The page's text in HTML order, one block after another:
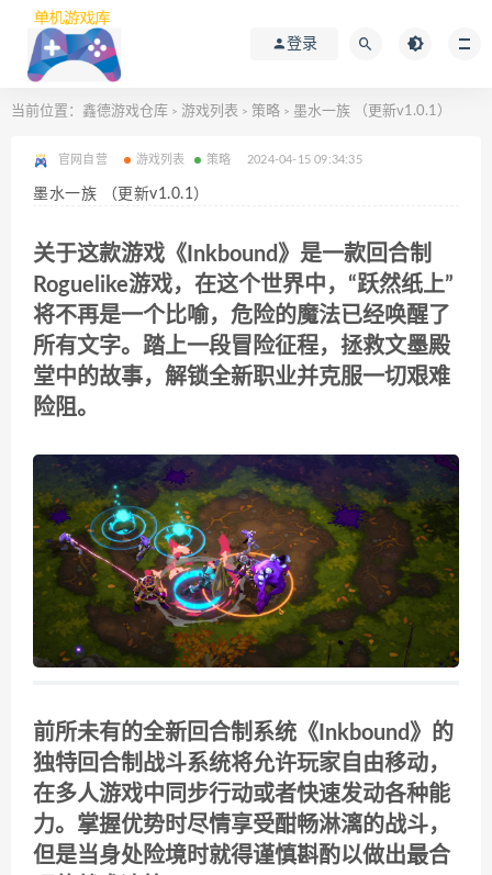
登录
当前位置： 鑫德游戏仓库 > 游戏列表 > 策略 > 墨水一族 （更新v1.0.1）
官网自营 游戏列表 策略 2024-04-15 09:34:35
墨水一族 （更新v1.0.1）
关于这款游戏《Inkbound》是一款回合制
Roguelike游戏，在这个世界中，“跃然纸上”
将不再是一个比喻，危险的魔法已经唤醒了
所有文字。踏上一段冒险征程，拯救文墨殿
堂中的故事，解锁全新职业并克服一切艰难
险阻。
前所未有的全新回合制系统《Inkbound》的
独特回合制战斗系统将允许玩家自由移动，
在多人游戏中同步行动或者快速发动各种能
力。掌握优势时尽情享受酣畅淋漓的战斗，
但是当身处险境时就得谨慎斟酌以做出最合